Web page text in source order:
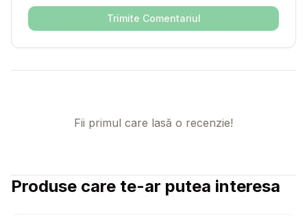
Trimite Comentariul
Fii primul care lasă o recenzie!
Produse care te-ar putea interesa